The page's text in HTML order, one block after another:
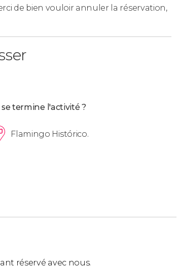
6 personnes, même provenant de
de bien vouloir annuler la réservation,
se termine l'activité ?
Flamingo Histórico.
réservé avec nous.